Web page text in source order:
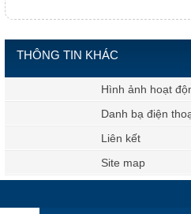
THÔNG TIN KHÁC
Hình ảnh hoạt động
Danh bạ điện thoại